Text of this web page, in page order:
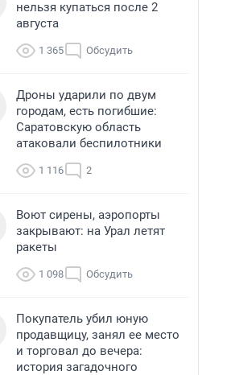
нельзя купаться после 2
августа
1 365 Обсудить
Дроны ударили по двум
городам, есть погибшие:
Саратовскую область
атаковали беспилотники
1 116 2
Воют сирены, аэропорты
закрывают: на Урал летят
ракеты
1 098 Обсудить
Покупатель убил юную
продавщицу, занял ее место
и торговал до вечера:
история загадочного